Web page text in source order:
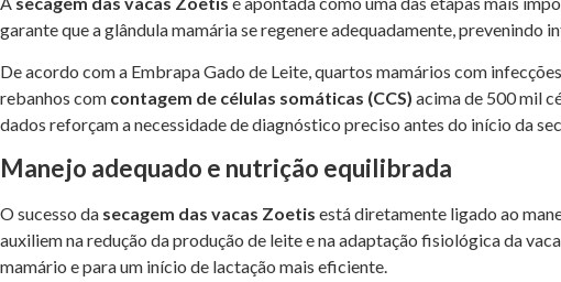
garante que a glândula mamária se regenere adequadamente, prevenindo
De acordo com a Embrapa Gado de Leite, quartos mamários com
rebanhos com contagem de células somáticas (CCS) acima de 500 mil
dados reforçam a necessidade de diagnóstico preciso antes do início da
Manejo adequado e nutrição equilibrada
O sucesso da secagem das vacas Zoetis está diretamente ligado ao
auxiliem na redução da produção de leite e na adaptação fisiológica da
mamário e para um início de lactação mais eficiente.